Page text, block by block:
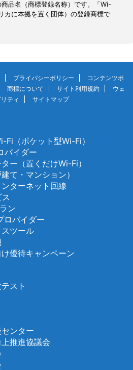
品名（商標登録名称）です。「Wi-
カに本拠を置く団体）の登録商標で
プライバシーポリシー
コンテンツポ
商標について サイト利用規約
ウェ
ティ
サイトマップ
Fi（ポケット型Wi-Fi）
バイダー
ー（置くだけWi-Fi）
て・マンション）
ターネット回線
ン
ロバイダー
ツール
優待キャンペーン
スト
ンター
推進協議会